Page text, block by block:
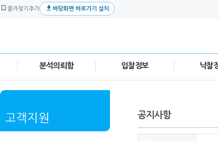
 즐겨찾기추가  바탕화면 바로가기 설치
분석의뢰함 입찰정보 낙찰
고객지원 공지사항